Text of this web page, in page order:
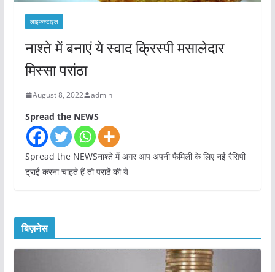
लाइफस्टाइल
नाश्ते में बनाएं ये स्वाद क्रिस्पी मसालेदार
मिस्सा परांठा
August 8, 2022 admin
Spread the NEWS
Spread the NEWSनाश्ते में अगर आप अपनी फैमिली के लिए नई रैसिपी
ट्राई करना चाहते हैं तो पराठें की ये
बिज़नेस